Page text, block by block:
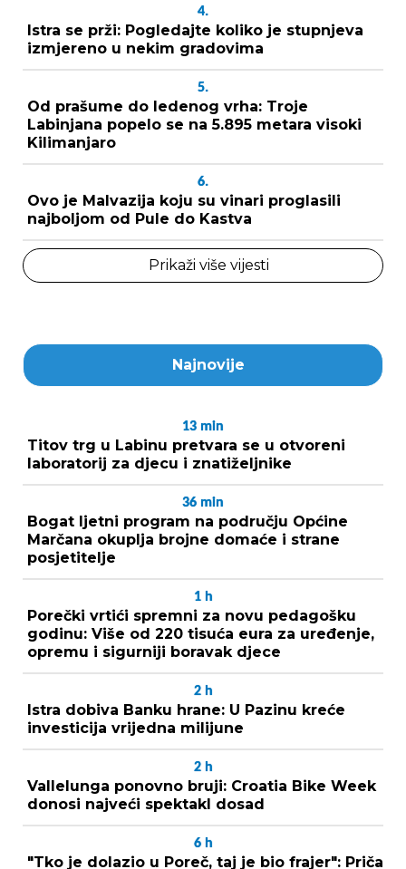
4.
Istra se prži: Pogledajte koliko je stupnjeva
izmjereno u nekim gradovima
5.
Od prašume do ledenog vrha: Troje
Labinjana popelo se na 5.895 metara visoki
Kilimanjaro
6.
Ovo je Malvazija koju su vinari proglasili
najboljom od Pule do Kastva
Prikaži više vijesti
Najnovije
13 min
Titov trg u Labinu pretvara se u otvoreni
laboratorij za djecu i znatiželjnike
36 min
Bogat ljetni program na području Općine
Marčana okuplja brojne domaće i strane
posjetitelje
1 h
Porečki vrtići spremni za novu pedagošku
godinu: Više od 220 tisuća eura za uređenje,
opremu i sigurniji boravak djece
2 h
Istra dobiva Banku hrane: U Pazinu kreće
investicija vrijedna milijune
2 h
Vallelunga ponovno bruji: Croatia Bike Week
donosi najveći spektakl dosad
6 h
"Tko je dolazio u Poreč, taj je bio frajer": Priča